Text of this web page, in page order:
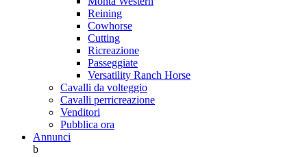
Reining
Cowhorse
Cutting
Ricreazione
Passeggiate
Versatility Ranch Horse
Cavalli da volteggio
Cavalli perricreazione
Venditori
Pubblica ora
Annunci
b